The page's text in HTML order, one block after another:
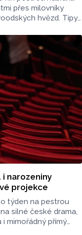
přes milovníky
hvězd. Tipy
Kreuziger
narozeniny
projekce
týden na pestrou
silné české drama,
mimořádný přímý